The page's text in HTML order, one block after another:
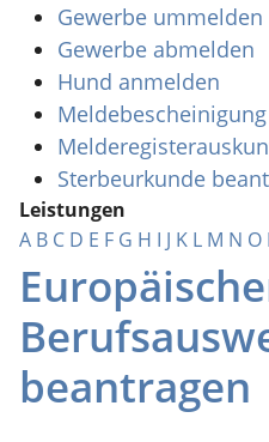
Gewerbe ummelden
Gewerbe abmelden
Hund anmelden
Sterbeurkunde
Leistungen
A B C D E F G H I J K L M N O
beantragen